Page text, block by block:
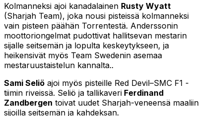
Kolmanneksi ajoi kanadalainen Rusty Wyatt
(Sharjah Team), joka nousi pisteissä kolmanneksi
vain pisteen päähän Torrentestä. Anderssonin
moottoriongelmat pudottivat hallitsevan mestarin
sijalle seitsemän ja lopulta keskeytykseen, ja
heikensivät myös Team Swedenin asemaa
mestaruustaistelun kannalta..
Sami Seliö ajoi myös pisteille Red Devil–SMC F1 -
tiimin riveissä. Seliö ja tallikaveri Ferdinand
Zandbergen toivat uudet Sharjah-veneensä maaliin
sijoilla seitsemän ja kahdeksan.